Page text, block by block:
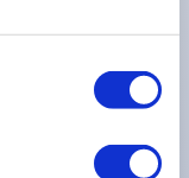
五千九百九十,终